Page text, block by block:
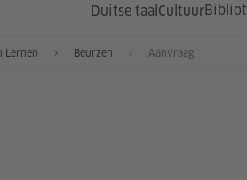
Duitse taalCultuur
Lernen Beurzen Aanvraag